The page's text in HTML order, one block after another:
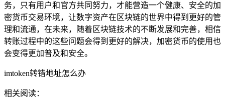
务，只有用户和官方共同努力，才能营造一个健康、安全的加
密货币交易环境，让数字资产在区块链的世界中得到更好的管
理和流通，在未来，随着区块链技术的不断发展和完善，相信
转账过程中的这些问题会得到更好的解决，加密货币的使用也
会变得更加普及和安全。
imtoken转错地址怎么办
相关阅读：